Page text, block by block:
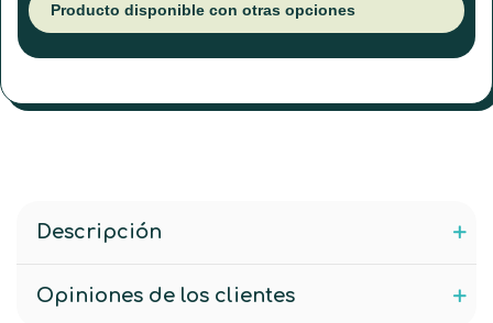
Producto disponible con otras opciones
Descripción
Opiniones de los clientes